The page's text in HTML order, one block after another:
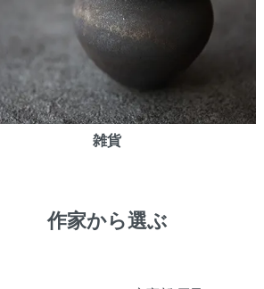
雑貨
作家から選ぶ